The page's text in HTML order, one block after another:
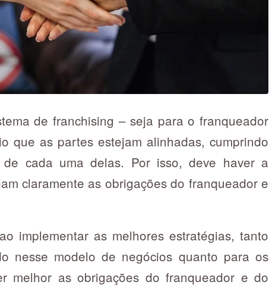
de franchising – seja para o franqueador
que as partes estejam alinhadas, cumprindo
de cada uma delas. Por isso, deve haver a
claramente as obrigações do franqueador e
implementar as melhores estratégias, tanto
nesse modelo de negócios quanto para os
melhor as obrigações do franqueador e do